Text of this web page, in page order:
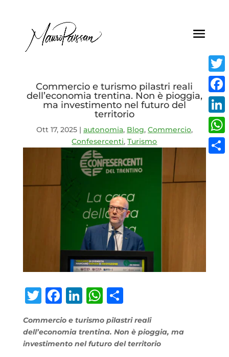
Commercio e turismo pilastri reali
dell’economia trentina. Non è pioggia,
ma investimento nel futuro del
territorio
Ott 17, 2025| autonomia, Blog, Commercio,
Confesercenti,Turismo
Twitter
Facebook
LinkedIn
WhatsApp
Condividi
Commercio e turismo pilastri reali
dell’economia trentina. Non è pioggia, ma
investimento nel futuro del territorio